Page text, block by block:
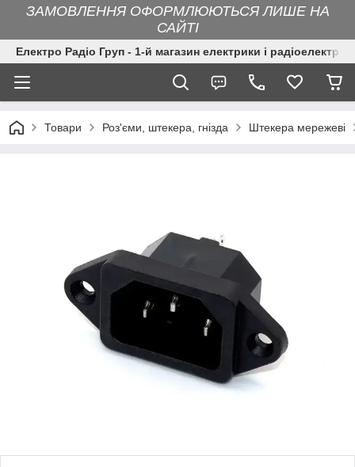
ЗАМОВЛЕННЯ ОФОРМЛЮЮТЬСЯ ЛИШЕ НА
САЙТІ
Електро Радіо Груп - 1-й магазин електрики і
Товари Роз'єми, штекера, гнізда Штекера мережеві